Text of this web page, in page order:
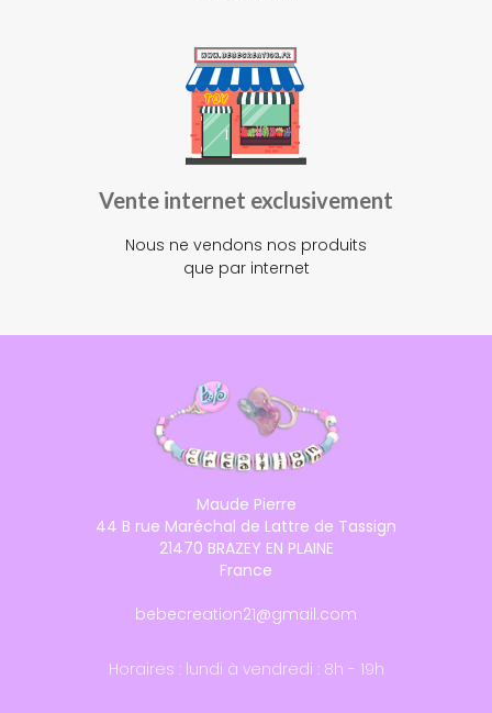
Vente internet exclusivement
Nous ne vendons nos produits
que par internet
Maude Pierre
44 B rue Maréchal de Lattre de Tassign
21470 BRAZEY EN PLAINE
France
bebecreation21@gmail.com
Horaires : lundi à vendredi : 8h - 19h